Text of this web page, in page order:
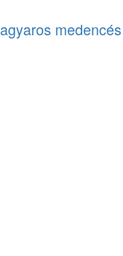
medencés